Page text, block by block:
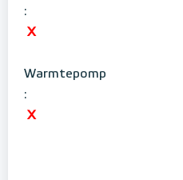
:
X
Warmtepomp
:
X